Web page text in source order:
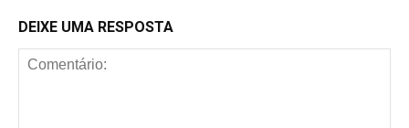
DEIXE UMA RESPOSTA